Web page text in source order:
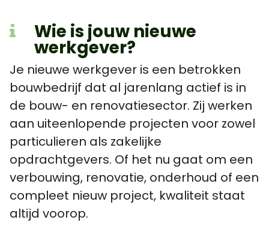
Wie is jouw nieuwe
werkgever?
Je nieuwe werkgever is een betrokken
bouwbedrijf dat al jarenlang actief is in
de bouw- en renovatiesector. Zij werken
aan uiteenlopende projecten voor zowel
particulieren als zakelijke
opdrachtgevers. Of het nu gaat om een
verbouwing, renovatie, onderhoud of een
compleet nieuw project, kwaliteit staat
altijd voorop.